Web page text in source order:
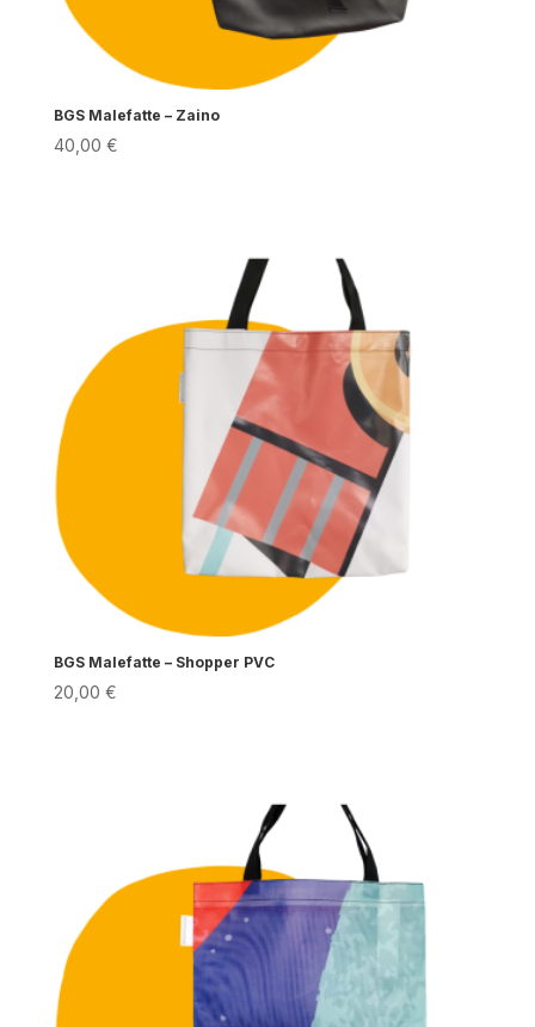
BGS Malefatte – Zaino
40,00 €
BGS Malefatte – Shopper PVC
20,00 €